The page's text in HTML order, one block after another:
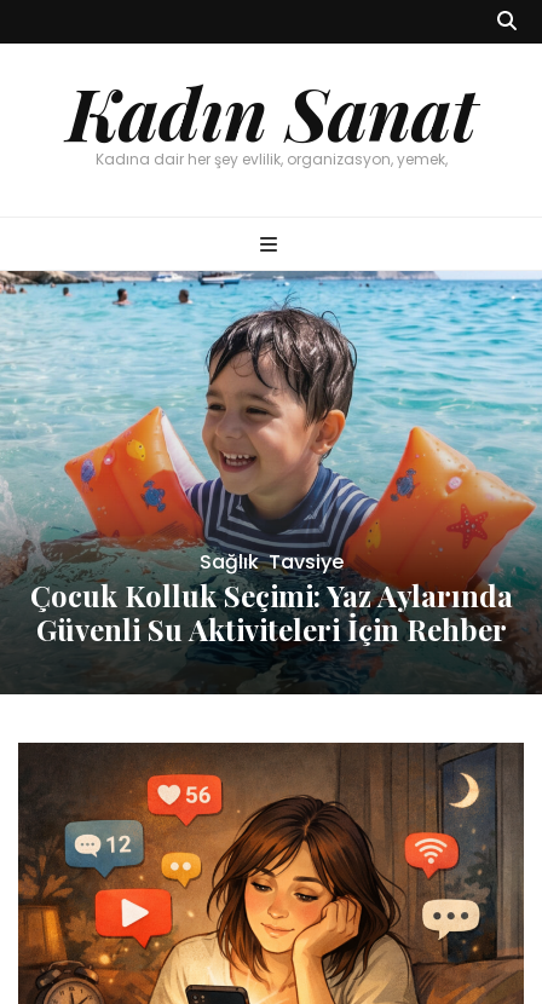
Kadın Sanat
Kadına dair her şey evlilik, organizasyon, yemek,
Sağlık,Tavsiye
Çocuk Kolluk Seçimi: Yaz Aylarında
Güvenli Su Aktiviteleri İçin Rehber